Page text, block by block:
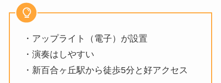
・アップライト（電子）が設置
・演奏はしやすい
・新百合ヶ丘駅から徒歩5分と好アクセス